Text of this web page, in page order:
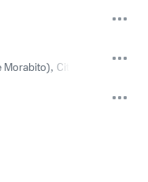
Morabito), City Soul Project